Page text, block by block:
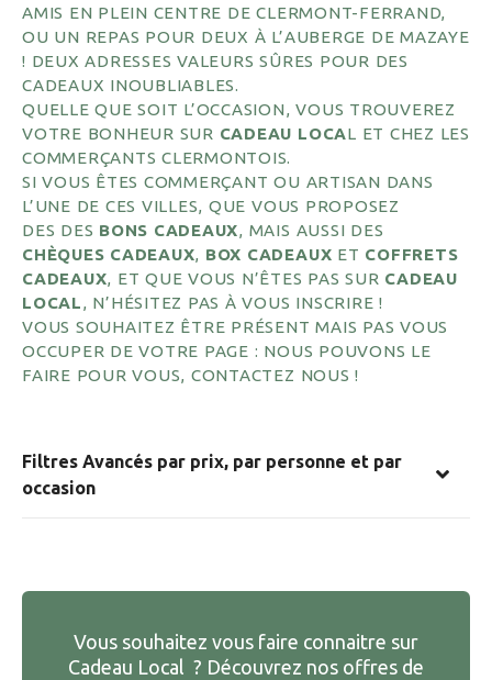
AMIS EN PLEIN CENTRE DE CLERMONT-FERRAND,
OU UN REPAS POUR DEUX À L’AUBERGE DE MAZAYE
! DEUX ADRESSES VALEURS SÛRES POUR DES
CADEAUX INOUBLIABLES.
QUELLE QUE SOIT L’OCCASION, VOUS TROUVEREZ
VOTRE BONHEUR SUR CADEAU LOCAL ET CHEZ LES
COMMERÇANTS CLERMONTOIS.
SI VOUS ÊTES COMMERÇANT OU ARTISAN DANS
L’UNE DE CES VILLES, QUE VOUS PROPOSEZ
DES DES BONS CADEAUX, MAIS AUSSI DES
CHÈQUES CADEAUX, BOX CADEAUX ET COFFRETS
CADEAUX, ET QUE VOUS N’ÊTES PAS SUR CADEAU
LOCAL, N’HÉSITEZ PAS À VOUS INSCRIRE !
VOUS SOUHAITEZ ÊTRE PRÉSENT MAIS PAS VOUS
OCCUPER DE VOTRE PAGE : NOUS POUVONS LE
FAIRE POUR VOUS, CONTACTEZ NOUS !
Filtres Avancés par prix, par personne et par
occasion
Vous souhaitez vous faire connaitre sur
Cadeau Local ? Découvrez nos offres de